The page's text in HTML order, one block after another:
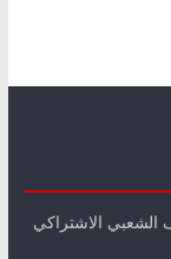
الاشتراكي